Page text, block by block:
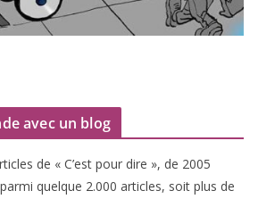
avec un blog
de « C’est pour dire », de 2005
quelque 2.000 articles, soit plus de